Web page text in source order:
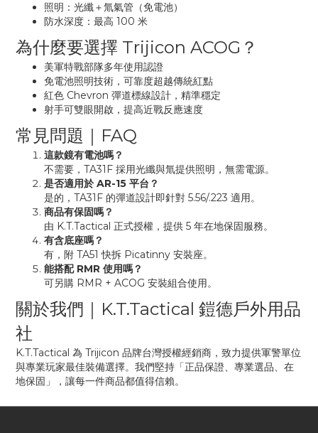
照明：光纖＋氚氣管（免電池）
防水深度：最高 100 米
為什麼要選擇 Trijicon ACOG？
美軍特戰部隊多年使用認證
免電池照明技術，可靠度超越傳統紅點
紅色 Chevron 彈道標線設計，精準穩定
射手可雙眼開啟，提高近戰反應速度
常見問題｜FAQ
這款鏡有電池嗎？
不需要，TA31F 採用光纖與氚提供照明，無需電源。
是否適用於 AR-15 平台？
是的，TA31F 的彈道設計即針對 5.56/.223 適用。
商品有保固嗎？
由 K.T.Tactical 正式授權，提供 5 年在地保固服務。
有含底座嗎？
有，附 TA51 快拆 Picatinny 安裝座。
能搭配 RMR 使用嗎？
可另購 RMR + ACOG 安裝組合使用。
關於我們｜K.T.Tactical 鎧德戶外用品
社
K.T.Tactical 為 Trijicon 品牌台灣授權經銷商，致力提供軍警單位
與專業玩家最佳裝備選擇。我們堅持「正品保證、專業選品、在
地保固」，讓每一件商品都值得信賴。